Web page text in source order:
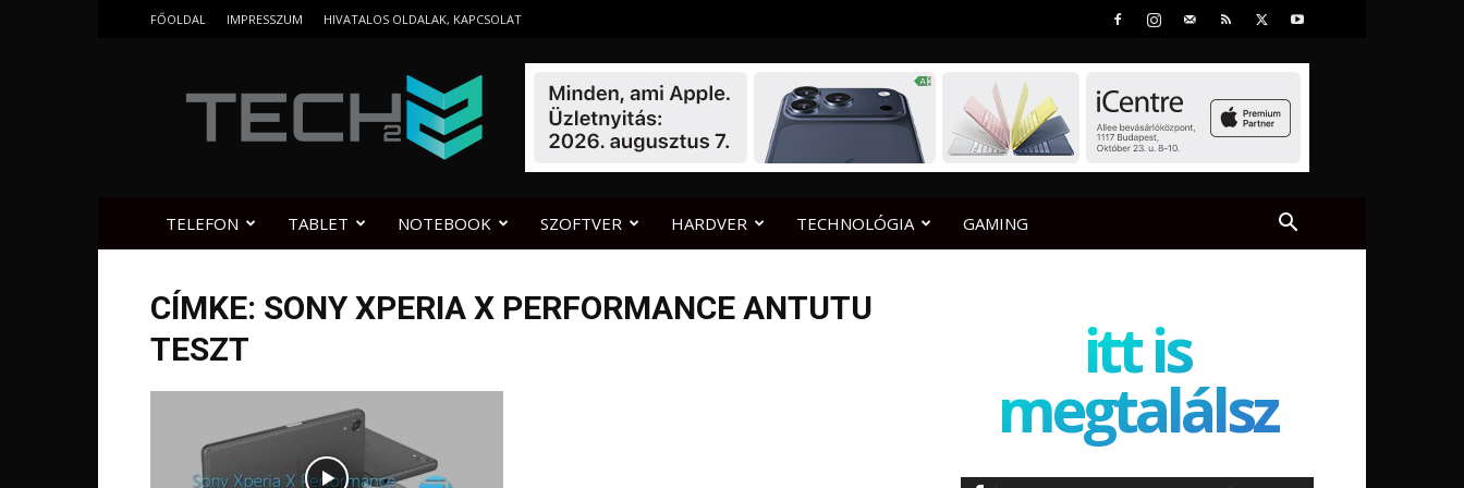
FŐOLDAL IMPRESSZUM HIVATALOS OLDALAK, KAPCSOLAT
TELEFON TABLET NOTEBOOK SZOFTVER HARDVER TECHNOLÓGIA GAMING
CÍMKE: SONY XPERIA X PERFORMANCE ANTUTU
TESZT
itt is
megtalálsz